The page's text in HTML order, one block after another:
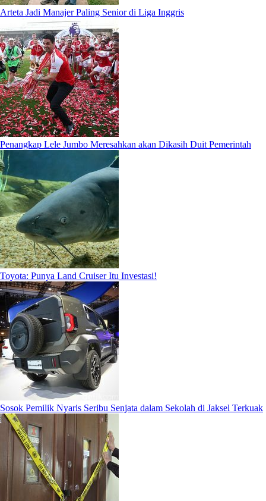
Arteta Jadi Manajer Paling Senior di Liga Inggris
Penangkap Lele Jumbo Meresahkan akan Dikasih Duit Pemerintah
Toyota: Punya Land Cruiser Itu Investasi!
Sosok Pemilik Nyaris Seribu Senjata dalam Sekolah di Jaksel Terkuak